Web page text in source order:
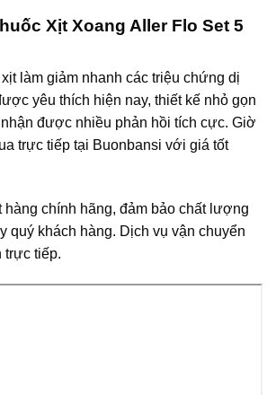
Xịt Xoang Aller Flo Set 5
xịt làm giảm nhanh các triệu chứng dị
yêu thích hiện nay, thiết kế nhỏ gọn
được nhiều phản hồi tích cực. Giờ
trực tiếp tại Buonbansi với giá tốt
hàng chính hãng, đảm bảo chất lượng
quý khách hàng. Dịch vụ vận chuyển
trực tiếp.